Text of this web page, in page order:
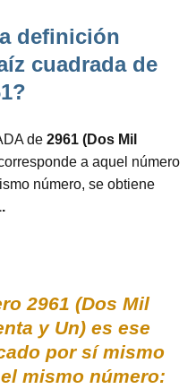
definición
cuadrada de
de 2961 (Dos Mil
a aquel número
número, se obtiene
2961 (Dos Mil
y Un) es ese
por sí mismo
mismo número: